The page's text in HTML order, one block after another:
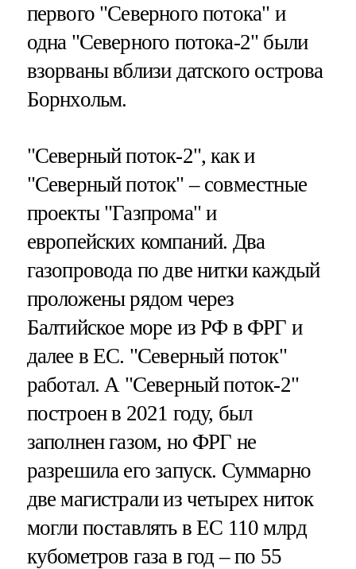
первого "Северного потока" и
одна "Северного потока-2" были
взорваны вблизи датского острова
Борнхольм.
"Северный поток-2", как и
"Северный поток" – совместные
проекты "Газпрома" и
европейских компаний. Два
газопровода по две нитки каждый
проложены рядом через
Балтийское море из РФ в ФРГ и
далее в ЕС. "Северный поток"
работал. А "Северный поток-2"
построен в 2021 году, был
заполнен газом, но ФРГ не
разрешила его запуск. Суммарно
две магистрали из четырех ниток
могли поставлять в ЕС 110 млрд
кубометров газа в год – по 55